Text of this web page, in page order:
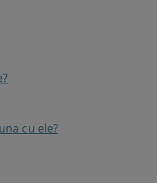
cu ele?